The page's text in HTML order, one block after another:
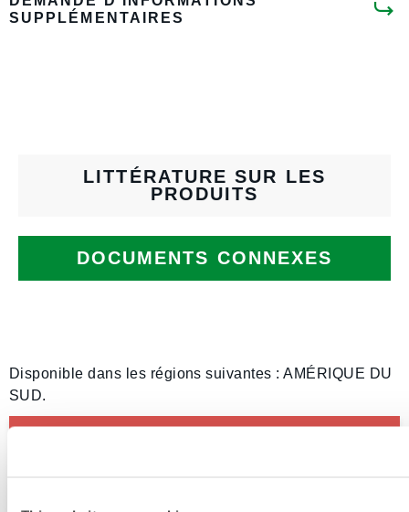
SUPPLÉMENTAIRES
LITTÉRATURE SUR LES
PRODUITS
DOCUMENTS CONNEXES
Disponible dans les régions suivantes : AMÉRIQUE DU
SUD.